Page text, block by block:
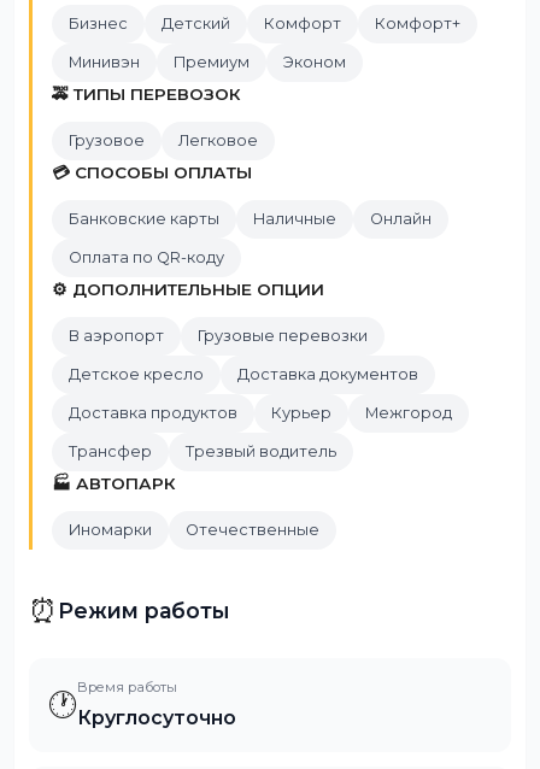
Бизнес Детский Комфорт Комфорт+
Минивэн Премиум Эконом
🚕 ТИПЫ ПЕРЕВОЗОК
Грузовое Легковое
💳 СПОСОБЫ ОПЛАТЫ
Банковские карты Наличные Онлайн
Оплата по QR-коду
⚙️ ДОПОЛНИТЕЛЬНЫЕ ОПЦИИ
В аэропорт Грузовые перевозки
Детское кресло Доставка документов
Доставка продуктов Курьер Межгород
Трансфер Трезвый водитель
🏭 АВТОПАРК
Иномарки Отечественные
⏰ Режим работы
🕐Время работы
Круглосуточно